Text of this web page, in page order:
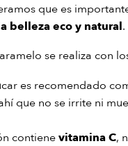
que es
belleza eco y natural.
se realiza con
es recomendado
que no se irrite ni
contienevitamina C,